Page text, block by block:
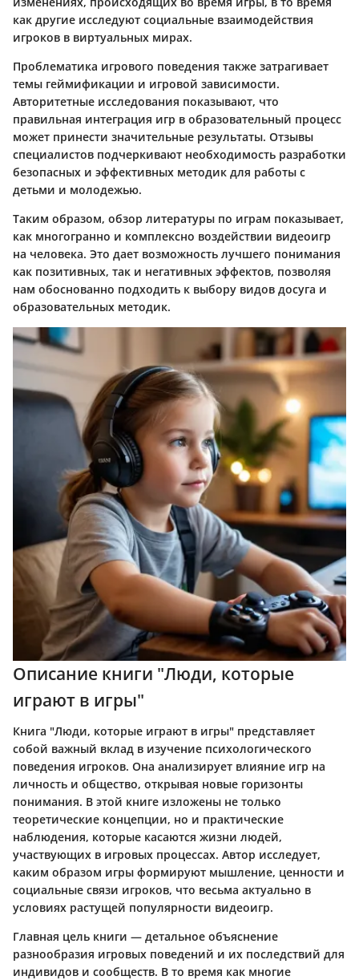
как другие исследуют социальные взаимодействия
игроков в виртуальных мирах.
Проблематика игрового поведения также затрагивает
темы геймификации и игровой зависимости.
Авторитетные исследования показывают, что
правильная интеграция игр в образовательный процесс
может принести значительные результаты. Отзывы
специалистов подчеркивают необходимость разработки
безопасных и эффективных методик для работы с
детьми и молодежью.
Таким образом, обзор литературы по играм показывает,
как многогранно и комплексно воздействии видеоигр
на человека. Это дает возможность лучшего понимания
как позитивных, так и негативных эффектов, позволяя
нам обоснованно подходить к выбору видов досуга и
образовательных методик.
Описание книги "Люди, которые
играют в игры"
Книга "Люди, которые играют в игры" представляет
собой важный вклад в изучение психологического
поведения игроков. Она анализирует влияние игр на
личность и общество, открывая новые горизонты
понимания. В этой книге изложены не только
теоретические концепции, но и практические
наблюдения, которые касаются жизни людей,
участвующих в игровых процессах. Автор исследует,
каким образом игры формируют мышление, ценности и
социальные связи игроков, что весьма актуально в
условиях растущей популярности видеоигр.
Главная цель книги — детальное объяснение
разнообразия игровых поведений и их последствий для
индивидов и сообществ. В то время как многие